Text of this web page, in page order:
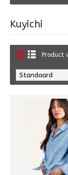
Kuyichi
Product